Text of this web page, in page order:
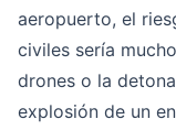
aeropuerto, el
civiles sería
drones o la
explosión de un